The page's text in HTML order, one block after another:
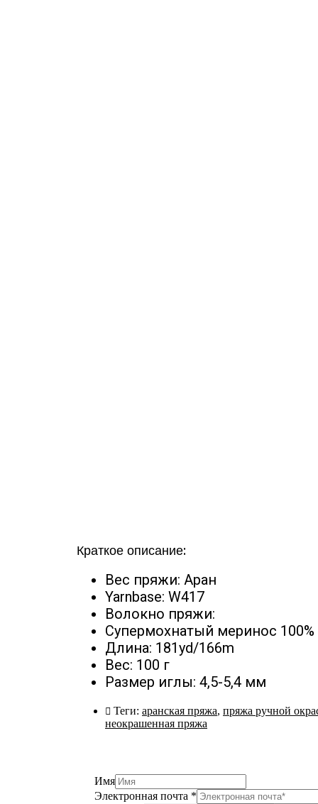
Краткое описание:
Вес пряжи: Аран
Yarnbase: W417
Волокно пряжи:
Супермохнатый меринос 100%
Длина: 181yd/166m
Вес: 100 г
Размер иглы: 4,5-5,4 мм
Теги: аранская пряжа, пряжа ручной
неокрашенная пряжа
Имя
Электронная почта *